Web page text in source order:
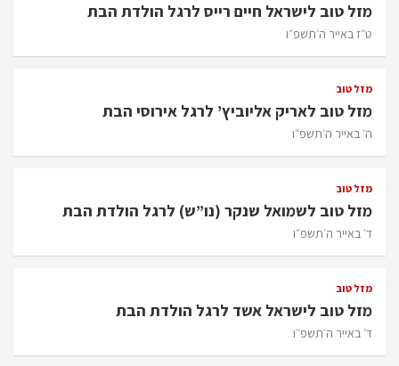
מזל טוב לישראל חיים רייס לרגל הולדת הבת
ט״ז באייר ה׳תשפ״ו
מזל טוב
מזל טוב לאריק אליוביץ’ לרגל אירוסי הבת
ה׳ באייר ה׳תשפ״ו
מזל טוב
מזל טוב לשמואל שנקר (נו”ש) לרגל הולדת הבת
ד׳ באייר ה׳תשפ״ו
מזל טוב
מזל טוב לישראל אשד לרגל הולדת הבת
ד׳ באייר ה׳תשפ״ו